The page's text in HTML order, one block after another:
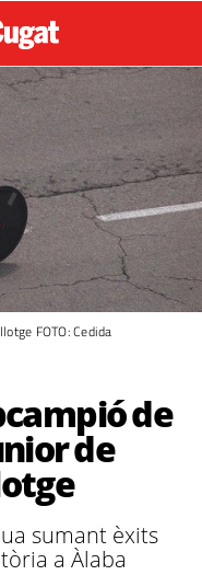
FOTO: Cedida
de
de
sumant èxits
a Àlaba